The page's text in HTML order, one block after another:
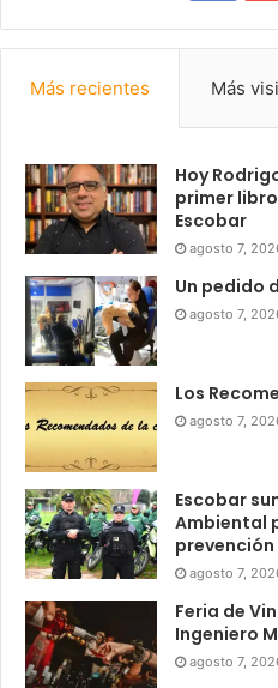
Más recientes Más
Hoy
primer
Escobar
agosto 7,
Un pedido
agosto 7,
Los
agosto 7,
Escobar
Ambiental
agosto 7,
Feria de
Ingeniero
agosto 7,